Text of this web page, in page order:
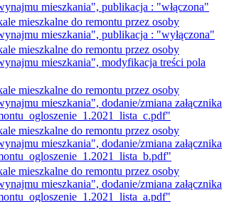
mieszkania", publikacja : "włączona"
mieszkalne do remontu przez osoby
mieszkania", publikacja : "wyłączona"
mieszkalne do remontu przez osoby
mieszkania", modyfikacja treści pola
mieszkalne do remontu przez osoby
mieszkania", dodanie/zmiana załącznika
mieszkalne do remontu przez osoby
mieszkania", dodanie/zmiana załącznika
mieszkalne do remontu przez osoby
mieszkania", dodanie/zmiana załącznika